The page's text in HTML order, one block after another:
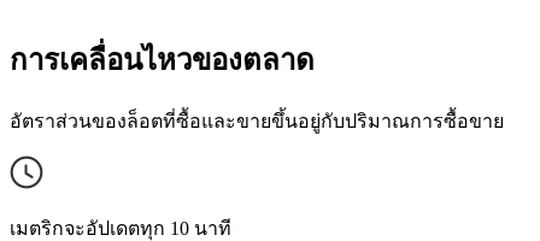
การเคลื่อนไหวของตลาด
อัตราส่วนของล็อตที่ซื้อและขายขึ้นอยู่กับปริมาณการซื้อขาย
เมตริกจะอัปเดตทุก 10 นาที